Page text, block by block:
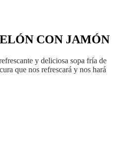
CON JAMÓN
y deliciosa sopa fría de
que nos refrescará y nos hará